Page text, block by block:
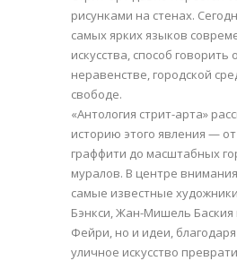
рисунками на стенах.
самых ярких языков
искусства, способ говорить
неравенстве, городской
свободе.
«Антология стрит-арта»
историю этого явления —
граффити до масштабных
муралов. В центре
самые известные
Бэнкси, Жан-Мишель
Фейри, но и идеи,
уличное искусство